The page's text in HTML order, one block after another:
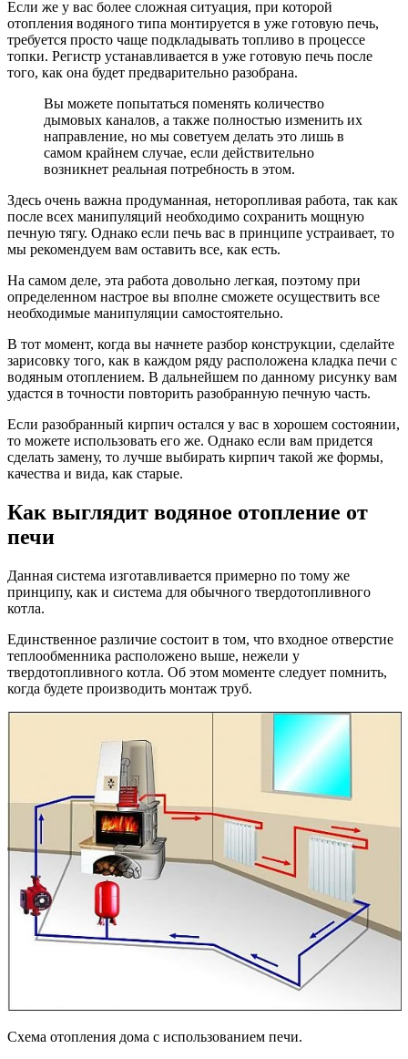
Если же у вас более сложная ситуация, при которой
отопления водяного типа монтируется в уже готовую печь,
требуется просто чаще подкладывать топливо в процессе
топки. Регистр устанавливается в уже готовую печь после
того, как она будет предварительно разобрана.
Вы можете попытаться поменять количество
дымовых каналов, а также полностью изменить их
направление, но мы советуем делать это лишь в
самом крайнем случае, если действительно
возникнет реальная потребность в этом.
Здесь очень важна продуманная, неторопливая работа, так как
после всех манипуляций необходимо сохранить мощную
печную тягу. Однако если печь вас в принципе устраивает, то
мы рекомендуем вам оставить все, как есть.
На самом деле, эта работа довольно легкая, поэтому при
определенном настрое вы вполне сможете осуществить все
необходимые манипуляции самостоятельно.
В тот момент, когда вы начнете разбор конструкции, сделайте
зарисовку того, как в каждом ряду расположена кладка печи с
водяным отоплением. В дальнейшем по данному рисунку вам
удастся в точности повторить разобранную печную часть.
Если разобранный кирпич остался у вас в хорошем состоянии,
то можете использовать его же. Однако если вам придется
сделать замену, то лучше выбирать кирпич такой же формы,
качества и вида, как старые.
Как выглядит водяное отопление от
печи
Данная система изготавливается примерно по тому же
принципу, как и система для обычного твердотопливного
котла.
Единственное различие состоит в том, что входное отверстие
теплообменника расположено выше, нежели у
твердотопливного котла. Об этом моменте следует помнить,
когда будете производить монтаж труб.
Схема отопления дома с использованием печи.